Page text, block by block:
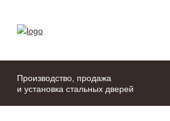
Производство, продажа
и установка стальных дверей